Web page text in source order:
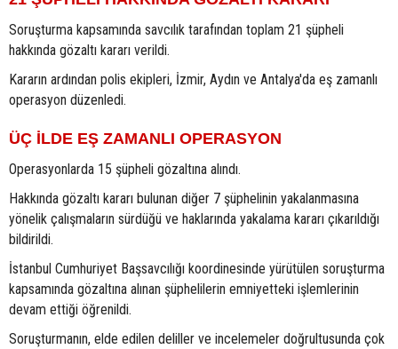
Soruşturma kapsamında savcılık tarafından toplam 21 şüpheli
hakkında gözaltı kararı verildi.
Kararın ardından polis ekipleri, İzmir, Aydın ve Antalya'da eş zamanlı
operasyon düzenledi.
ÜÇ İLDE EŞ ZAMANLI OPERASYON
Operasyonlarda 15 şüpheli gözaltına alındı.
Hakkında gözaltı kararı bulunan diğer 7 şüphelinin yakalanmasına
yönelik çalışmaların sürdüğü ve haklarında yakalama kararı çıkarıldığı
bildirildi.
İstanbul Cumhuriyet Başsavcılığı koordinesinde yürütülen soruşturma
kapsamında gözaltına alınan şüphelilerin emniyetteki işlemlerinin
devam ettiği öğrenildi.
Soruşturmanın, elde edilen deliller ve incelemeler doğrultusunda çok